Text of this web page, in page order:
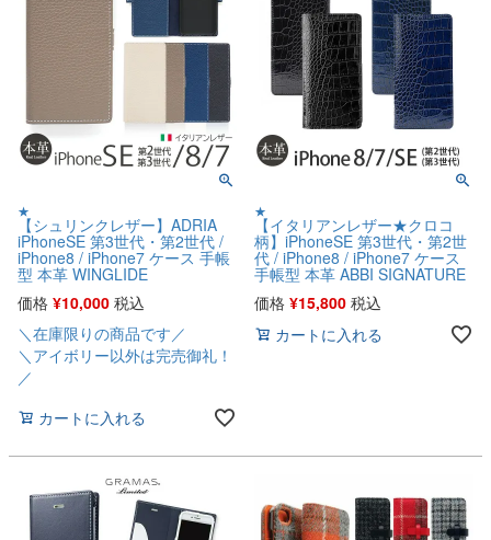
★
【シュリンクレザー】ADRIA
iPhoneSE 第3世代・第2世代 /
iPhone8 / iPhone7 ケース 手帳
型 本革 WINGLIDE
価格 ¥10,000 税込
＼在庫限りの商品です／
＼アイボリー以外は完売御礼！
／
カートに入れる
★
【イタリアンレザー★クロコ
柄】iPhoneSE 第3世代・第2世
代 / iPhone8 / iPhone7 ケース
手帳型 本革 ABBI SIGNATURE
価格 ¥15,800 税込
カートに入れる